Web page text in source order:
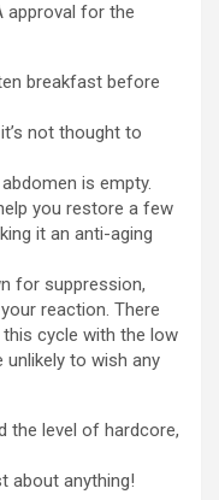
approval for the
breakfast before
not thought to
is empty.
you restore a few
it an anti-aging
for suppression,
reaction. There
cycle with the low
unlikely to wish any
the level of hardcore,
about anything!